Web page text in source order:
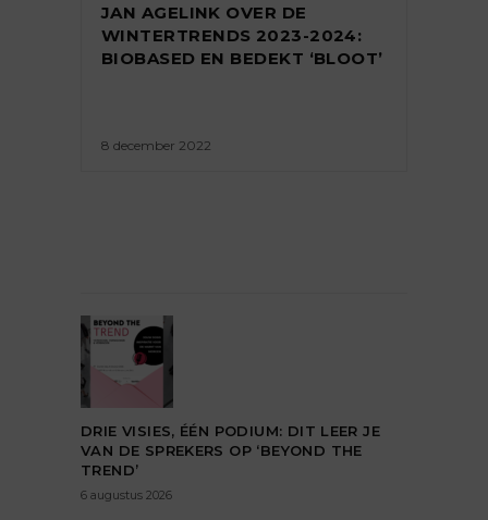
JAN AGELINK OVER DE
WINTERTRENDS 2023-2024:
BIOBASED EN BEDEKT ‘BLOOT’
8 december 2022
DRIE VISIES, ÉÉN PODIUM: DIT LEER JE
VAN DE SPREKERS OP ‘BEYOND THE
TREND’
6 augustus 2026